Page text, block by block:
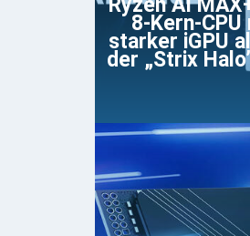
8-Kern-CPU
starker iGPU
der „Strix